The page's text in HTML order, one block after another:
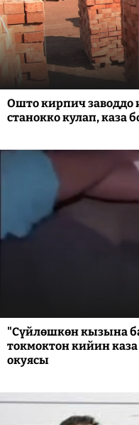
Ошто кирпич заводдо
станокко кулап, каза
"Сүйлөшкөн кызына
токмоктон кийин
окуясы